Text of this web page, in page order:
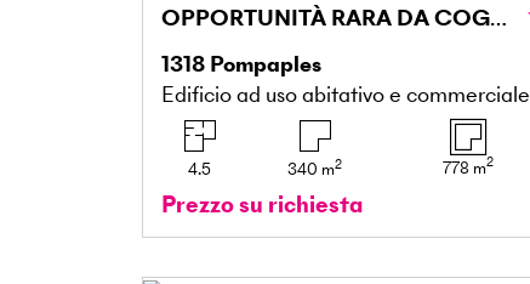
OPPORTUNITÀ RARA DA COGLIERE
1318 Pompaples
Edificio ad uso abitativo e commerciale
4.5 340 m2 778 m2
Prezzo su richiesta